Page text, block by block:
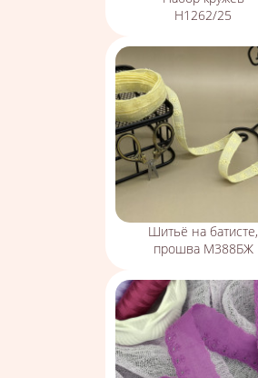
Н1262/25
Шитьё на батисте,
прошва М388БЖ